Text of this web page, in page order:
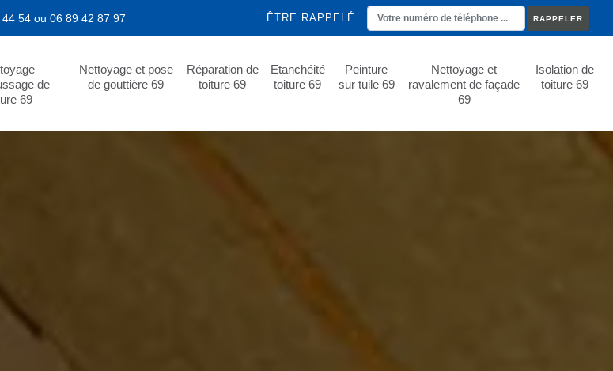
54 ou 06 89 42 87 97 ÊTRE RAPPELÉ
de
69
Nettoyage et pose
de gouttière 69
Réparation de
toiture 69
Etanchéité
toiture 69
Peinture
sur tuile 69
Nettoyage et
ravalement de façade
69
Isolation de
toiture 69